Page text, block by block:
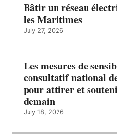
Bâtir un réseau
les Maritimes
July 27, 2026
Les mesures de
consultatif national
pour attirer et
demain
July 18, 2026